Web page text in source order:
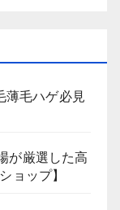
薄毛ハゲ必見
が厳選した高
ョップ】